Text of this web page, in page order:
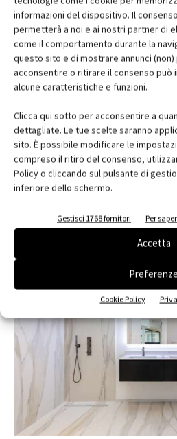
informazioni del dispositivo. Il
permetterà a noi e ai nostri partner di
come il comportamento durante la
questo sito e di mostrare annunci (non)
acconsentire o ritirare il consenso può
alcune caratteristiche e funzioni.
Clicca qui sotto per acconsentire a
dettagliate. Le tue scelte saranno
sito. È possibile modificare le
compreso il ritiro del consenso,
Policy o cliccando sul pulsante di
inferiore dello schermo.
Gestisci 1768 fornitori Per
Accetta
Preferenze
Cookie Policy
“Eravamo alla ricerca di porte capaci
filo muro e moderne. L’obiettivo era
possibile il design e lo stile sobrio del
persa quale è il corridoio. Volevamo
questa necessità”, ha commentato
Nel complesso sono stati posati 6
Battente, i telai necessari
Questa tipologia di porte completa
che conduce alle stanze personali,
muro privo di interruzioni.